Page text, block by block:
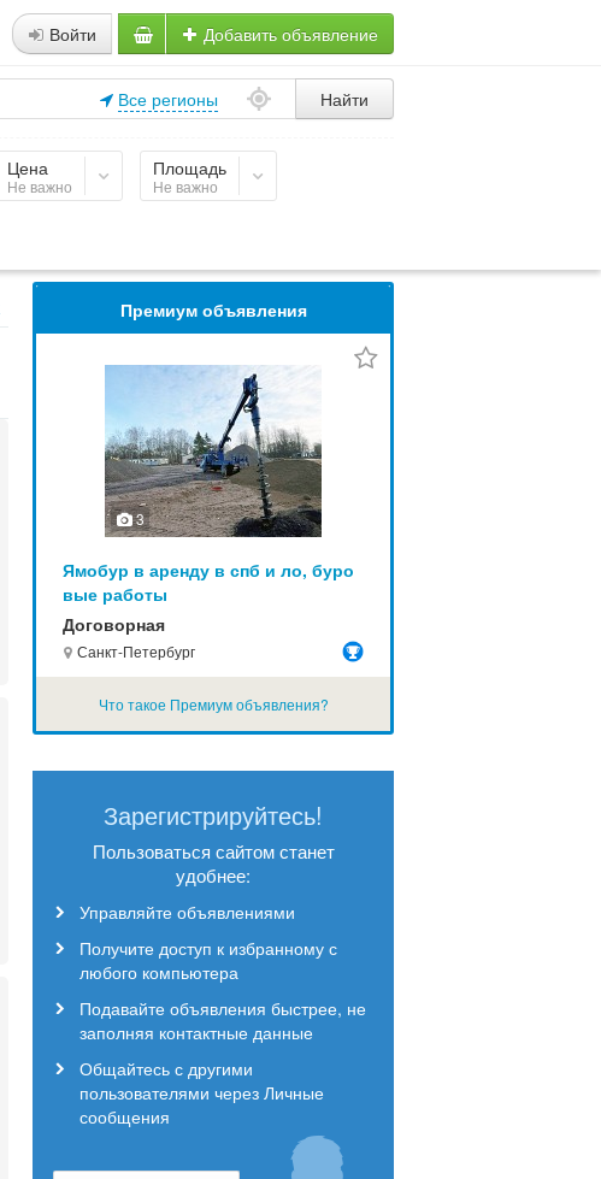
Войти Добавить объявление
Все регионы Найти
Цена
Не важно
Площадь
Не важно
Премиум объявления
3
Ямобур в аренду в спб и ло, буро
вые работы
Договорная
Санкт-Петербург
Что такое Премиум объявления?
Зарегистрируйтесь!
Пользоваться сайтом станет
удобнее:
Управляйте объявлениями
Получите доступ к избранному с
любого компьютера
Подавайте объявления быстрее, не
заполняя контактные данные
Общайтесь с другими
пользователями через Личные
сообщения